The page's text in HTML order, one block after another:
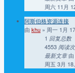
周六 11月
阿斯伯格资源连接
由 khu » 周一 1月
1 回复总数
4553 阅读
最新文章 由
周五 3月